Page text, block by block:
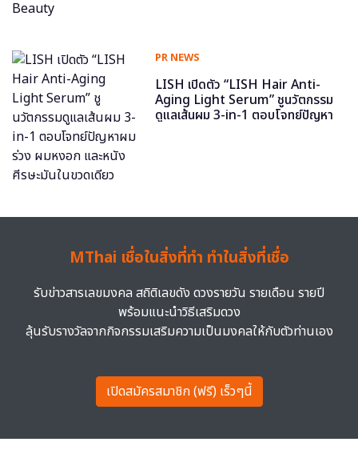
PR NEWS
LISH เปิดตัว “LISH Hair Anti-
Aging Light Serum” ชูนวัตกรรม
ดูแลเส้นผม 3-in-1 ตอบโจทย์ปัญหา
MThai เชื่อในสิ่งที่ทำ ทำในสิ่งที่เชื่อ
รับข่าวสารเลขมงคล สถิติเลขดัง ดวงรายวัน รายเดือน รายปี
พร้อมแนะนำวิธีเสริมดวง
ลุ้นรับรางวัลจากกิจกรรมเสริมความเป็นมงคลให้กับตัวท่านเอง
เปิดสมัครสมาชิก (ฟรี) เร็วๆนี้